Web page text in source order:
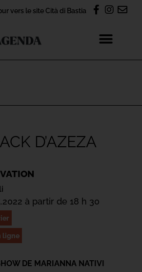
vers le site Cità di Bastia
D’AZEZA
à partir de 18 h 30
ligne
DE MARIANNA NATIVI